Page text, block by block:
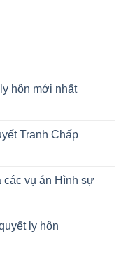
hôn mới nhất
Tranh Chấp
các vụ án Hình sự
ly hôn